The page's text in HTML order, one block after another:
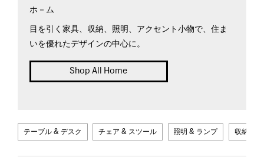
ホ－ム
目を引く家具、収納、照明、アクセント小物で、住ま
いを優れたデザインの中心に。
Shop All Home
テーブル & デスク チェア & スツール 照明 & ランプ 収納 &